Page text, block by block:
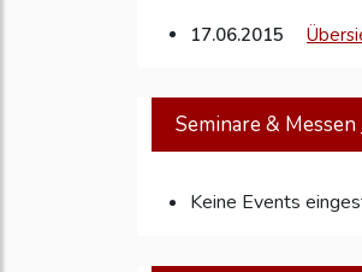
17.06.2015
Seminare & Messen
Keine Events